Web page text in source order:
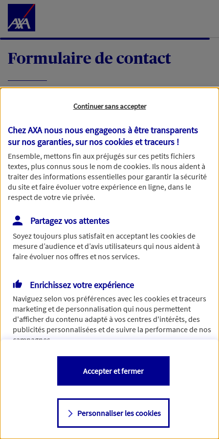
Accéder au Contenu
Formulaire de contact
demande, nous vous répondrons dans les
meilleurs délais par mail ou par téléphone.
Votre message :
Vous disposez de droits sur les informations vous concernant. Pour
plus d’informations,cliquez ici.
Continuer sans accepter
Chez AXA nous nous engageons à être transparents
sur nos garanties, sur noscookies et traceurs !
Ensemble, mettons fin aux préjugés sur ces petits fichiers
textes, plus connus sous le nom decookies. Ils nous aident à
traiter des informations essentielles pour garantir la sécurité
du site et faire évoluer votre expérience en ligne, dans le
respect de votre vie privée.
Partagez vos attentes
Soyez toujours plus satisfait en acceptant lescookiesde
mesure d’audience et d’avis utilisateurs qui nous aident à
faire évoluer nos offres et nos services.
Enrichissez votre expérience
Naviguez selon vos préférences avec lescookies et traceurs
marketing et de personnalisation qui nous permettent
d'afficher du contenu adapté à vos centres d'intérêts, des
publicités personnalisées et de suivre la performance de nos
campagnes.
Vous êtes libre de les accepter, de les refuser comme de
changer d'avis à tout moment en allant sur
Consulter notre politique decookies
Personnaliser les cookies
Accepter et fermer